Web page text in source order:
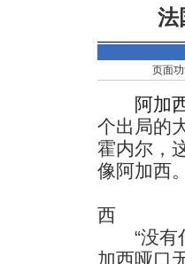
法
页面
阿加
个出局的
霍内尔，
像阿加西。
西
“没有什
加西哑口